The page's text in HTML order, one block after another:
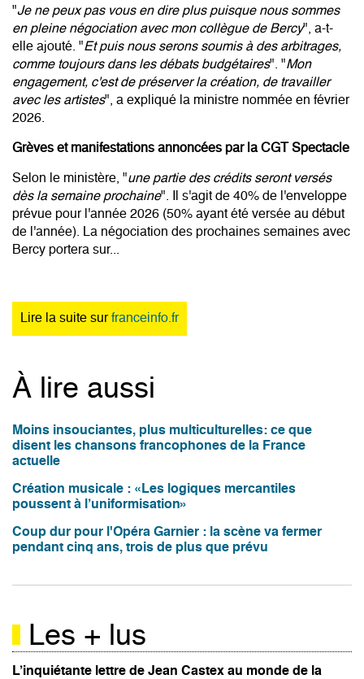
"Je ne peux pas vous en dire plus puisque nous sommes
en pleine négociation avec mon collègue de Bercy", a-t-
elle ajouté. "Et puis nous serons soumis à des arbitrages,
comme toujours dans les débats budgétaires". "Mon
engagement, c'est de préserver la création, de travailler
avec les artistes", a expliqué la ministre nommée en février
2026.
Grèves et manifestations annoncées par la CGT Spectacle
Selon le ministère, "une partie des crédits seront versés
dès la semaine prochaine". Il s'agit de 40% de l'enveloppe
prévue pour l'année 2026 (50% ayant été versée au début
de l'année). La négociation des prochaines semaines avec
Bercy portera sur...
Lire la suite surfranceinfo.fr
À lire aussi
Moins insouciantes, plus multiculturelles: ce que
disent les chansons francophones de la France
actuelle
Création musicale : «Les logiques mercantiles
poussent à l’uniformisation»
Coup dur pour l'Opéra Garnier : la scène va fermer
pendant cinq ans, trois de plus que prévu
Les + lus
L’inquiétante lettre de Jean Castex au monde de la